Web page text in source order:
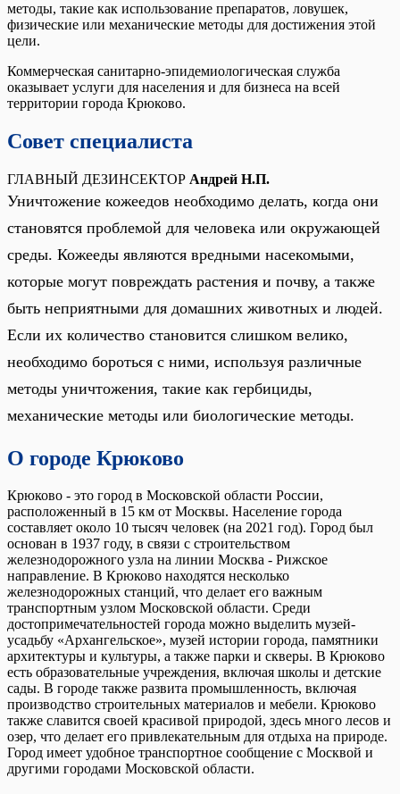
методы, такие как использование препаратов, ловушек,
физические или механические методы для достижения этой
цели.
Коммерческая санитарно-эпидемиологическая служба
оказывает услуги для населения и для бизнеса на всей
территории города Крюково.
Совет специалиста
ГЛАВНЫЙ ДЕЗИНСЕКТОР Андрей Н.П.
Уничтожение кожеедов необходимо делать, когда они
становятся проблемой для человека или окружающей
среды. Кожееды являются вредными насекомыми,
которые могут повреждать растения и почву, а также
быть неприятными для домашних животных и людей.
Если их количество становится слишком велико,
необходимо бороться с ними, используя различные
методы уничтожения, такие как гербициды,
механические методы или биологические методы.
О городе Крюково
Крюково - это город в Московской области России,
расположенный в 15 км от Москвы. Население города
составляет около 10 тысяч человек (на 2021 год). Город был
основан в 1937 году, в связи с строительством
железнодорожного узла на линии Москва - Рижское
направление. В Крюково находятся несколько
железнодорожных станций, что делает его важным
транспортным узлом Московской области. Среди
достопримечательностей города можно выделить музей-
усадьбу «Архангельское», музей истории города, памятники
архитектуры и культуры, а также парки и скверы. В Крюково
есть образовательные учреждения, включая школы и детские
сады. В городе также развита промышленность, включая
производство строительных материалов и мебели. Крюково
также славится своей красивой природой, здесь много лесов и
озер, что делает его привлекательным для отдыха на природе.
Город имеет удобное транспортное сообщение с Москвой и
другими городами Московской области.